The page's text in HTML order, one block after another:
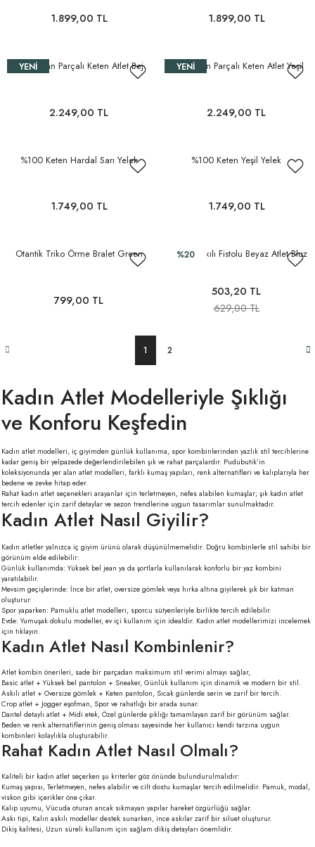
1.899,00 TL 1.899,00 TL
YENI
Önü Volan Parçalı Keten Atlet Bej
2.249,00 TL
YENI
Önü Volan Parçalı Keten Atlet Yeşil
2.249,00 TL
%100 Keten Hardal Sarı Yelek
1.749,00 TL
%100 Keten Yeşil Yelek
1.749,00 TL
Otantik Triko Örme Bralet Green
799,00 TL
%20
Slim Fit Askılı Fistolu Beyaz Atlet Bluz
503,20 TL
629,00 TL
1 2
Kadın Atlet Modelleriyle Şıklığı
ve Konforu Keşfedin
Kadın atlet modelleri, iç giyimden günlük kullanıma, spor kombinlerinden yazlık stil tercihlerine
kadar geniş bir yelpazede değerlendirilebilen şık ve rahat parçalardır. Pudubutik’in
koleksiyonunda yer alan atlet modelleri, farklı kumaş yapıları, renk alternatifleri ve kalıplarıyla her
bedene ve zevke hitap eder.
Rahat kadın atlet seçenekleri arayanlar için terletmeyen, nefes alabilen kumaşlar; şık kadın atlet
tercih edenler için zarif detaylar ve sezon trendlerine uygun tasarımlar sunulmaktadır.
Kadın Atlet Nasıl Giyilir?
Kadın atletler yalnızca iç giyim ürünü olarak düşünülmemelidir. Doğru kombinlerle stil sahibi bir
görünüm elde edilebilir:
Günlük kullanımda: Yüksek bel jean ya da şortlarla kullanılarak konforlu bir yaz kombini
yaratılabilir.
Mevsim geçişlerinde: İnce bir atlet, oversize gömlek veya hırka altına giyilerek şık bir katman
oluşturur.
Spor yaparken: Pamuklu atlet modelleri, sporcu sütyenleriyle birlikte tercih edilebilir.
Evde: Yumuşak dokulu modeller, ev içi kullanım için idealdir. Kadın atlet modellerimizi incelemek
için tıklayın.
Kadın Atlet Nasıl Kombinlenir?
Atlet kombin önerileri, sade bir parçadan maksimum stil verimi almayı sağlar,
Basic atlet + Yüksek bel pantolon + Sneaker, Günlük kullanım için dinamik ve modern bir stil.
Askılı atlet + Oversize gömlek + Keten pantolon, Sıcak günlerde serin ve zarif bir tercih.
Crop atlet + Jogger eşofman, Spor ve rahatlığı bir arada sunar.
Dantel detaylı atlet + Midi etek, Özel günlerde şıklığı tamamlayan zarif bir görünüm sağlar.
Beden ve renk alternatiflerinin geniş olması sayesinde her kullanıcı kendi tarzına uygun
kombinleri kolaylıkla oluşturabilir.
Rahat Kadın Atlet Nasıl Olmalı?
Kaliteli bir kadın atlet seçerken şu kriterler göz önünde bulundurulmalıdır:
Kumaş yapısı, Terletmeyen, nefes alabilir ve cilt dostu kumaşlar tercih edilmelidir. Pamuk, modal,
viskon gibi içerikler öne çıkar.
Kalıp uyumu, Vücuda oturan ancak sıkmayan yapılar hareket özgürlüğü sağlar.
Askı tipi, Kalın askılı modeller destek sunarken, ince askılar zarif bir siluet oluşturur.
Dikiş kalitesi, Uzun süreli kullanım için sağlam dikiş detayları önemlidir.